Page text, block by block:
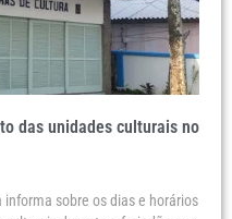
das unidades culturais no
informa sobre os dias e horários